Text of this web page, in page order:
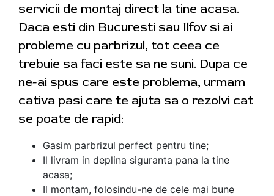
servicii de montaj direct la tine acasa.
Daca esti din Bucuresti sau Ilfov si ai
probleme cu parbrizul, tot ceea ce
trebuie sa faci este sa ne suni. Dupa ce
ne-ai spus care este problema, urmam
cativa pasi care te ajuta sa o rezolvi cat
se poate de rapid:
Gasim parbrizul perfect pentru tine;
Il livram in deplina siguranta pana la tine
acasa;
Il montam, folosindu-ne de cele mai bune